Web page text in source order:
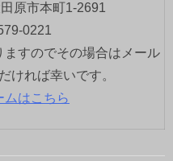
原市本町1-2691
0221
すのでその場合はメール
ければ幸いです。
ムはこちら